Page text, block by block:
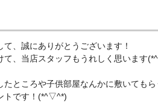
、誠にありがとうございます！
、当店スタッフもうれしく思います
ところや子供部屋なんかに敷いても
トです！(*^▽^*)